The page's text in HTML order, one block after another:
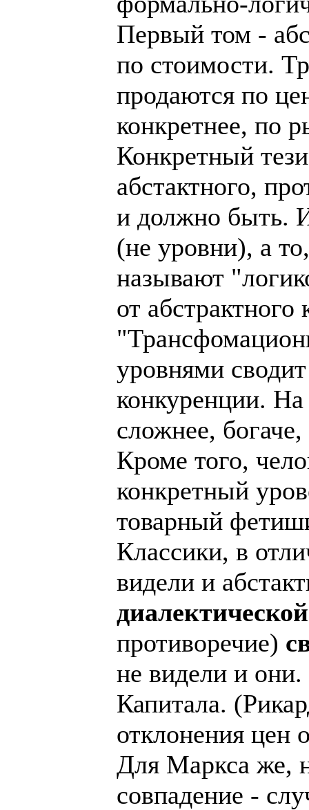
Первый том -
по стоимости.
продаются по
конкретнее, по
Конкретный
абстактного,
и должно быть.
(не уровни), а
называют
от
уровнями
конкуренции.
сложнее,
Кроме того,
конкретный
товарный
Классики, в
видели и
диалектической
противоречие)
не видели и
Капитала.
отклонения цен
Для Маркса же,
совпадение -